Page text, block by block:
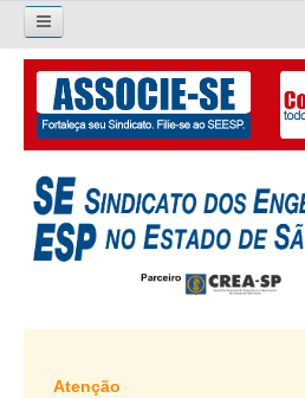
Pesquisar...
O SINDICATO
APRESENTAÇÃO
PALAVRA DO PRESIDENTE
DIRETORIA
LIVRO GESTÃO 2026-2029
Atenção